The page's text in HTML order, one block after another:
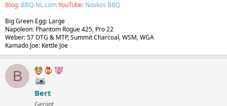
Blog: BBQ-NL.comYouTube: Noskos BBQ
Big Green Egg: Large
Napoleon: Phantom Rogue 425, Pro 22
Weber: 57 OTG & MTP, Summit Charcoal, WSM, WGA
Kamado Joe: Kettle Joe
B
Bert